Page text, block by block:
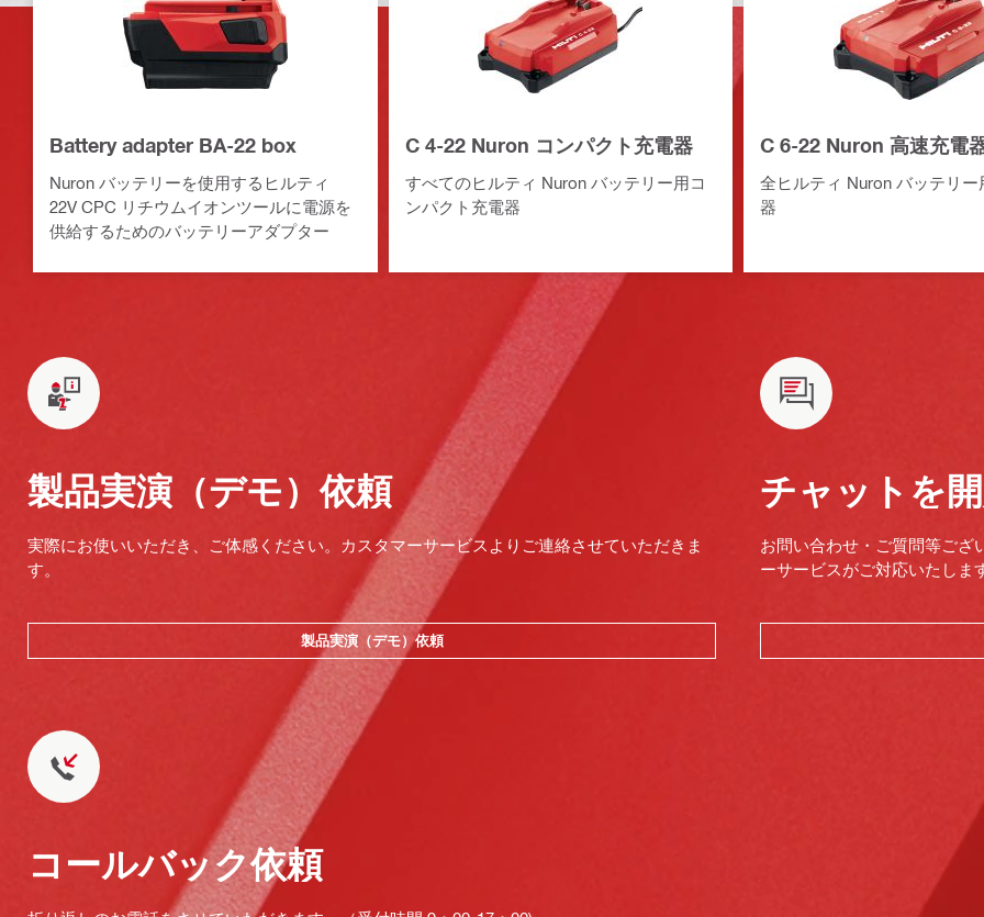
Battery adapter BA-22 box
Nuron バッテリーを使用するヒルティ
22V CPC リチウムイオンツールに電源を
供給するためのバッテリーアダプター
C 4-22 Nuron コンパクト充電器
すべてのヒルティ Nuron バッテリー用コ
ンパクト充電器
C 6-22 Nuron 高速充電
全ヒルティ Nuron バッテリー
器
製品実演（デモ）依頼
実際にお使いいただき、ご体感ください。カスタマーサービスよりご連絡させていただきま
す。
製品実演（デモ）依頼
チャットを
お問い合わせ・ご質問等ござ
ーサービスがご対応いたしま
コールバック依頼